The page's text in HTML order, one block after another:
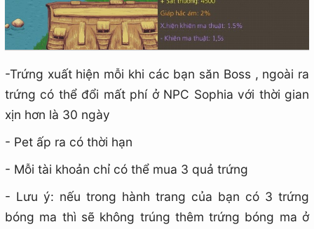
-Trứng xuất hiện mỗi khi các bạn săn Boss , ngoài ra
trứng có thể đổi mất phí ở NPC Sophia với thời gian
xịn hơn là 30 ngày
- Pet ấp ra có thời hạn
- Mỗi tài khoản chỉ có thể mua 3 quả trứng
- Lưu ý: nếu trong hành trang của bạn có 3 trứng
bóng ma thì sẽ không trúng thêm trứng bóng ma ở